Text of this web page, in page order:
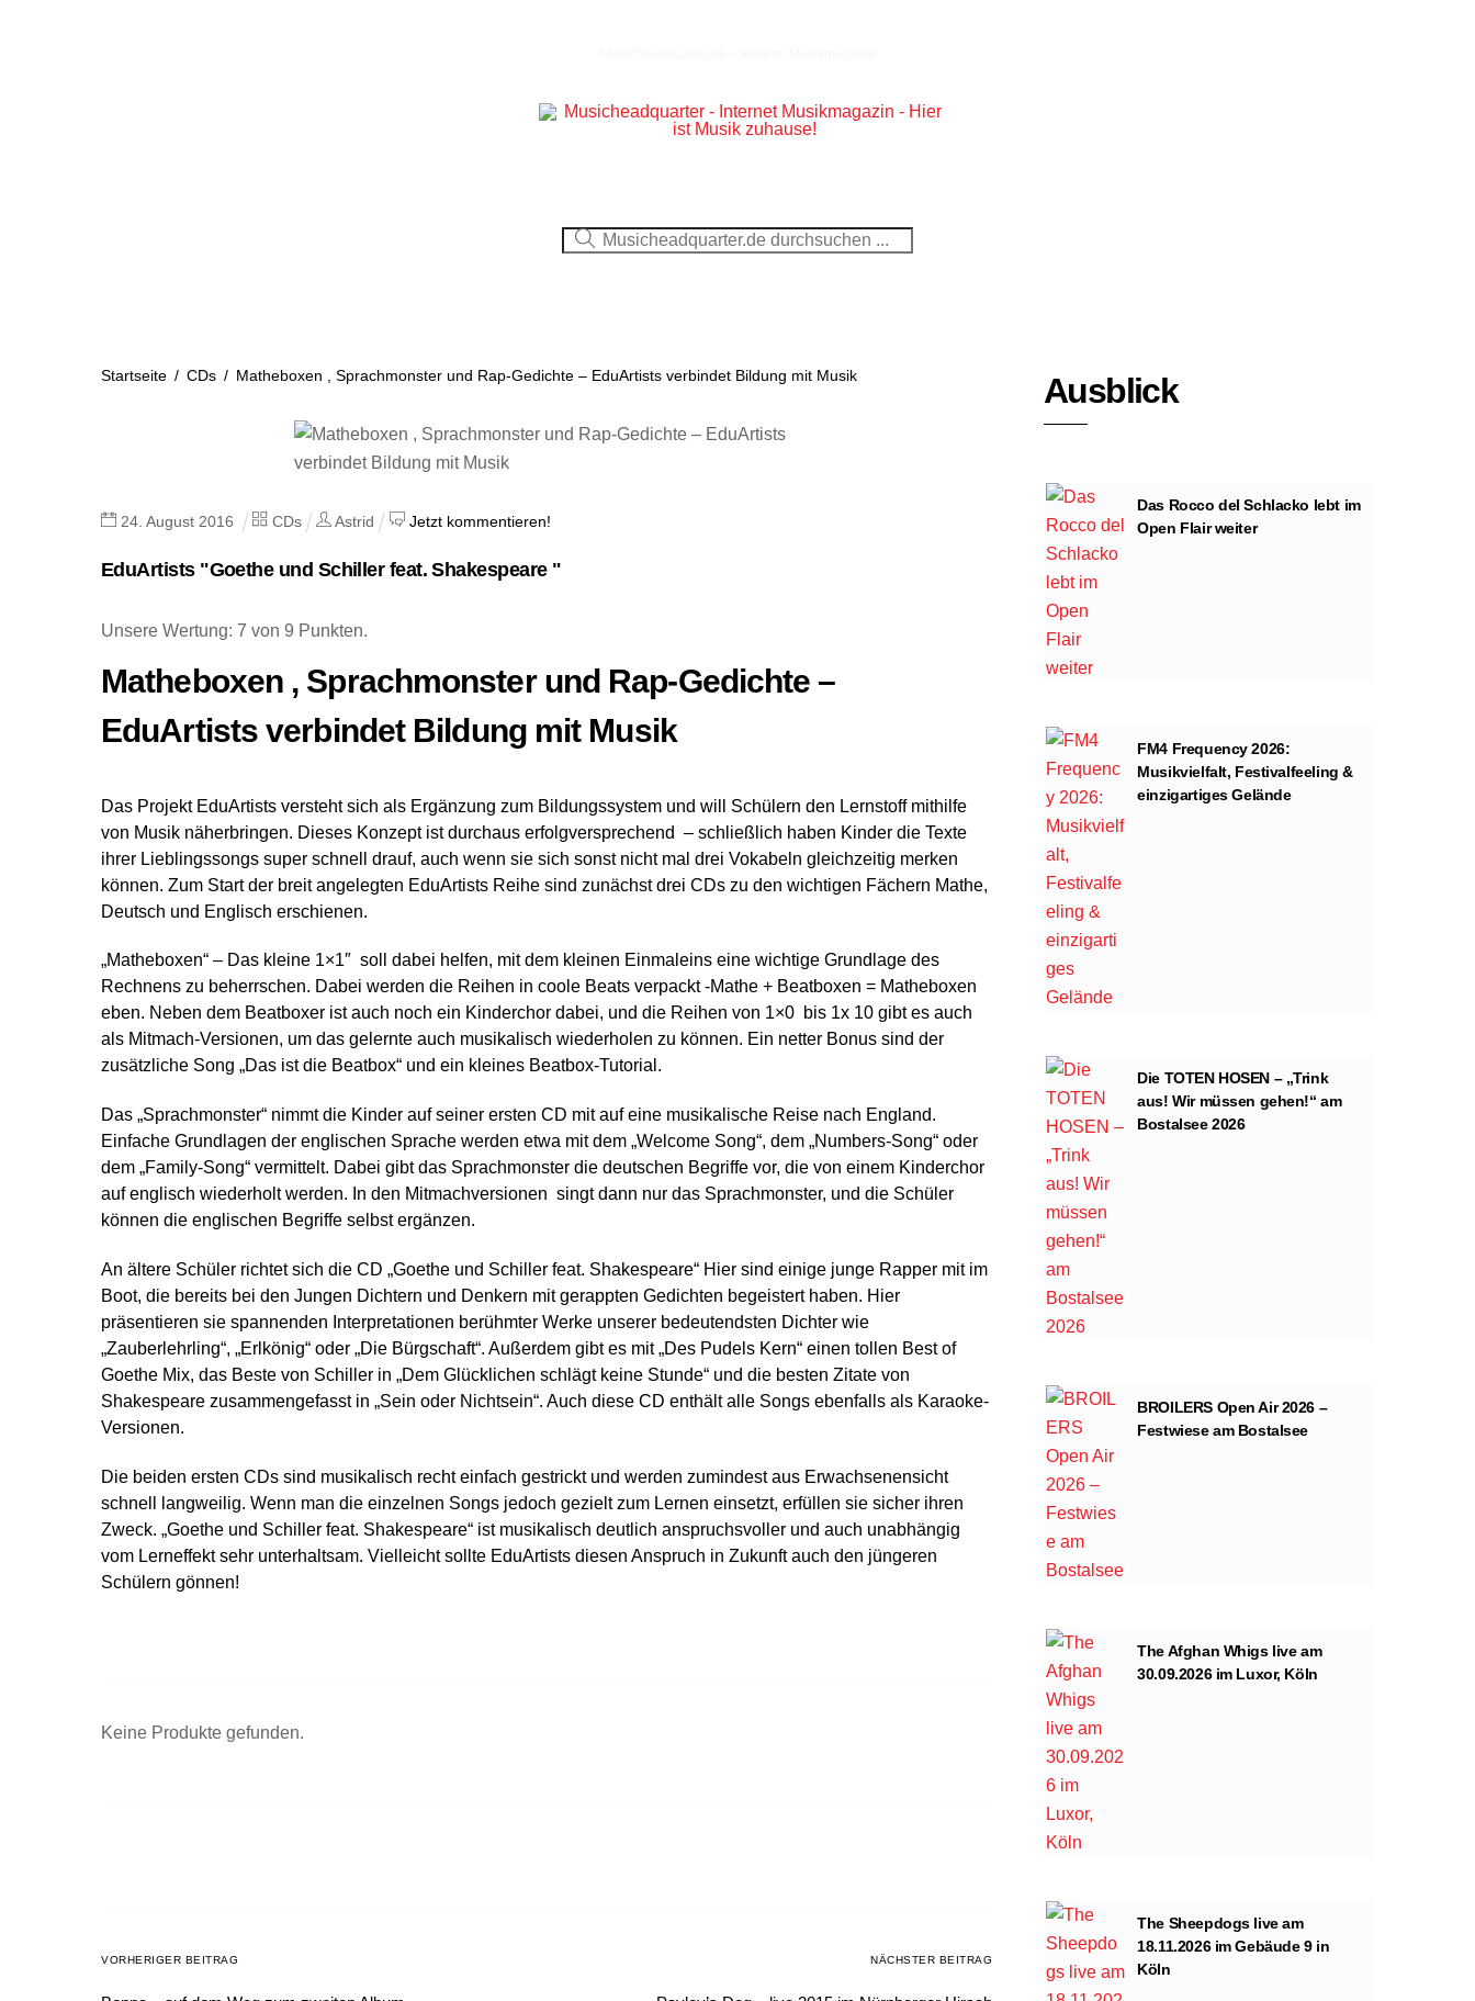
Startseite / CDs / Matheboxen , Sprachmonster und Rap-Gedichte – EduArtists verbindet Bildung mit Musik
24 August 2016 CDs Astrid Jetzt kommentieren!
EduArtists "Goethe und Schiller feat. Shakespeare "
Unsere Wertung: 7 von 9 Punkten.
Matheboxen , Sprachmonster und Rap-Gedichte –
EduArtists verbindet Bildung mit Musik
Das Projekt EduArtists versteht sich als Ergänzung zum Bildungssystem und will Schülern den Lernstoff mithilfe
von Musik näherbringen. Dieses Konzept ist durchaus erfolgversprechend – schließlich haben Kinder die Texte
ihrer Lieblingssongs super schnell drauf, auch wenn sie sich sonst nicht mal drei Vokabeln gleichzeitig merken
können. Zum Start der breit angelegten EduArtists Reihe sind zunächst drei CDs zu den wichtigen Fächern Mathe,
Deutsch und Englisch erschienen.
„Matheboxen“ – Das kleine 1×1″ soll dabei helfen, mit dem kleinen Einmaleins eine wichtige Grundlage des
Rechnens zu beherrschen. Dabei werden die Reihen in coole Beats verpackt -Mathe + Beatboxen = Matheboxen
eben. Neben dem Beatboxer ist auch noch ein Kinderchor dabei, und die Reihen von 1×0 bis 1x 10 gibt es auch
als Mitmach-Versionen, um das gelernte auch musikalisch wiederholen zu können. Ein netter Bonus sind der
zusätzliche Song „Das ist die Beatbox“ und ein kleines Beatbox-Tutorial.
Das „Sprachmonster“ nimmt die Kinder auf seiner ersten CD mit auf eine musikalische Reise nach England.
Einfache Grundlagen der englischen Sprache werden etwa mit dem „Welcome Song“, dem „Numbers-Song“ oder
dem „Family-Song“ vermittelt. Dabei gibt das Sprachmonster die deutschen Begriffe vor, die von einem Kinderchor
auf englisch wiederholt werden. In den Mitmachversionen singt dann nur das Sprachmonster, und die Schüler
können die englischen Begriffe selbst ergänzen.
An ältere Schüler richtet sich die CD „Goethe und Schiller feat. Shakespeare“ Hier sind einige junge Rapper mit im
Boot, die bereits bei den Jungen Dichtern und Denkern mit gerappten Gedichten begeistert haben. Hier
präsentieren sie spannenden Interpretationen berühmter Werke unserer bedeutendsten Dichter wie
„Zauberlehrling“, „Erlkönig“ oder „Die Bürgschaft“. Außerdem gibt es mit „Des Pudels Kern“ einen tollen Best of
Goethe Mix, das Beste von Schiller in „Dem Glücklichen schlägt keine Stunde“ und die besten Zitate von
Shakespeare zusammengefasst in „Sein oder Nichtsein“. Auch diese CD enthält alle Songs ebenfalls als Karaoke-
Versionen.
Die beiden ersten CDs sind musikalisch recht einfach gestrickt und werden zumindest aus Erwachsenensicht
schnell langweilig. Wenn man die einzelnen Songs jedoch gezielt zum Lernen einsetzt, erfüllen sie sicher ihren
Zweck. „Goethe und Schiller feat. Shakespeare“ ist musikalisch deutlich anspruchsvoller und auch unabhängig
vom Lerneffekt sehr unterhaltsam. Vielleicht sollte EduArtists diesen Anspruch in Zukunft auch den jüngeren
Schülern gönnen!
Keine Produkte gefunden.
VORHERIGER BEITRAG NÄCHSTER BEITRAG
Ausblick
Das Rocco del Schlacko lebt im
Open Flair weiter
FM4 Frequency 2026:
Musikvielfalt, Festivalfeeling &
einzigartiges Gelände
Die TOTEN HOSEN – „Trink
aus! Wir müssen gehen!“ am
Bostalsee 2026
BROILERS Open Air 2026 –
Festwiese am Bostalsee
The Afghan Whigs live am
30.09.2026 im Luxor, Köln
The Sheepdogs live am
18.11.2026 im Gebäude 9 in
Köln